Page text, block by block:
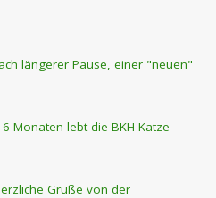
längerer Pause, einer "neuen"
Monaten lebt die BKH-Katze
Grüße von der